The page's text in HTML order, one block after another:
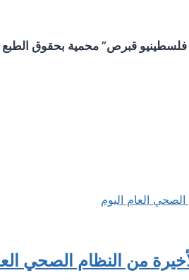
قبرص” محمية بحقوق الطبع
من النظام الصحي